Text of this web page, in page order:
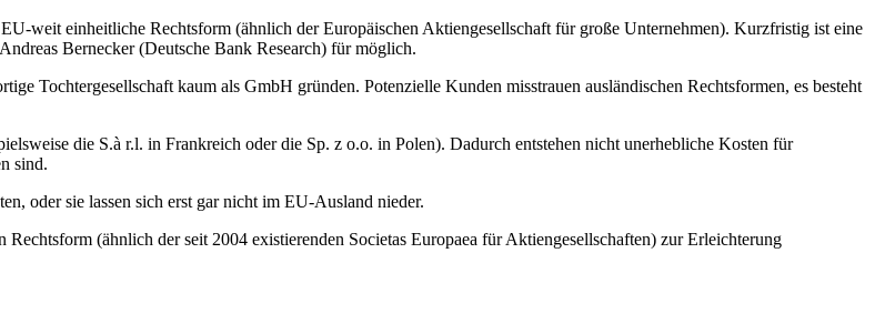
weit einheitliche Rechtsform (ähnlich der Europäischen Aktiengesellschaft für große Unternehmen). Kurzfristig ist eine
Bernecker (Deutsche Bank Research) für möglich.
Tochtergesellschaft kaum als GmbH gründen. Potenzielle Kunden misstrauen ausländischen Rechtsformen, es besteht
die S.à r.l. in Frankreich oder die Sp. z o.o. in Polen). Dadurch entstehen nicht unerhebliche Kosten für
sind.
oder sie lassen sich erst gar nicht im EU-Ausland nieder.
(ähnlich der seit 2004 existierenden Societas Europaea für Aktiengesellschaften) zur Erleichterung